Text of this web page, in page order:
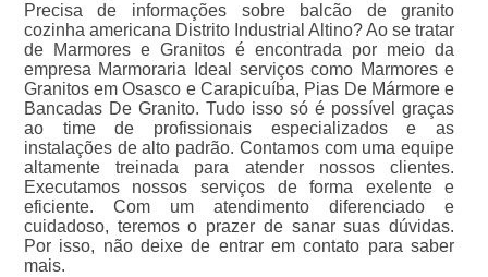
Precisa de informações sobre balcão de granito
cozinha americana Distrito Industrial Altino? Ao se tratar
de Marmores e Granitos é encontrada por meio da
empresa Marmoraria Ideal serviços como Marmores e
Granitos em Osasco e Carapicuíba, Pias De Mármore e
Bancadas De Granito. Tudo isso só é possível graças
ao time de profissionais especializados e as
instalações de alto padrão. Contamos com uma equipe
altamente treinada para atender nossos clientes.
Executamos nossos serviços de forma exelente e
eficiente. Com um atendimento diferenciado e
cuidadoso, teremos o prazer de sanar suas dúvidas.
Por isso, não deixe de entrar em contato para saber
mais.